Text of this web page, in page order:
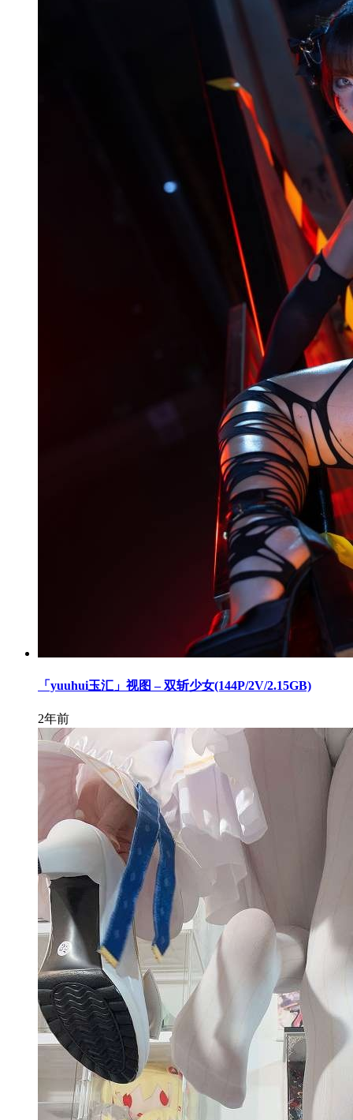
「yuuhui玉汇」视图 – 双斩少女(144P/2V/2.15GB)
2年前